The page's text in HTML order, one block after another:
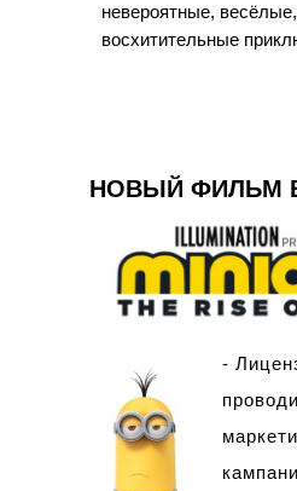
невероятные, весёлые,
восхитительные
НОВЫЙ ФИЛЬМ
-